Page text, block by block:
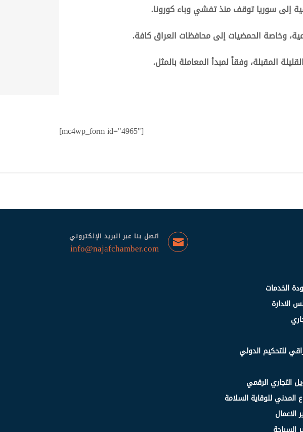
إلى سوريا توقف منذ تفشي وباء كورونا.
وخاصة الحمضيات إلى محافظات العراق كافة.
المقبلة، وفقاً لمبدأ المعاملة بالمثل.
[mc4wp_form id="4965"]
الخدمات
الادارة
للتحكيم الدولي
التجاري الرقمي
المدني للوقاية السلامة
الاعمال
اتصل بنا عبر البريد الإلكتروني
info@najafchamber.com